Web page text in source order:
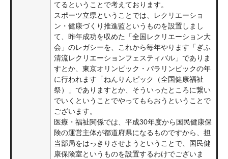
てるということで考えております。
スポーツ立県ということでは、レクリエーショ
ン・健康づくり推進監というものを設置しまし
て、昨年成功を収めた「全国レクリエーション大
会」のレガシーを、これから毎年やります「ぎふ
清流レクリエーションフェスティバル」でありま
すとか、東京オリンピック・パラリンピックの年
に行われます「ねんりんピック（全国健康福祉
祭）」でありますとか、そういったところに繋い
でいくということでやってもらおうということで
ございます。
医療・福祉関係では、平成30年度から国民健康保
険の運営主体が都道府県になるものですから、担
当部局をはっきりさせようということで、国民健
康保険室というものを設置するわけでございま